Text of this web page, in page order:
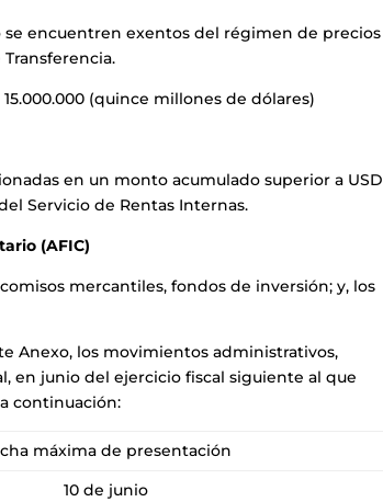
se encuentren exentos del régimen de precios
(quince millones de dólares)
en un monto acumulado superior a USD
Servicio de Rentas Internas.
(AFIC)
mercantiles, fondos de inversión; y, los
Anexo, los movimientos administrativos,
en junio del ejercicio fiscal siguiente al que
continuación:
máxima de presentación
10 de junio